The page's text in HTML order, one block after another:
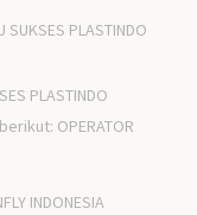
SUKSES PLASTINDO
PLASTINDO
OPERATOR
INDONESIA